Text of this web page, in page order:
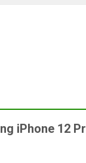
iPhone 12